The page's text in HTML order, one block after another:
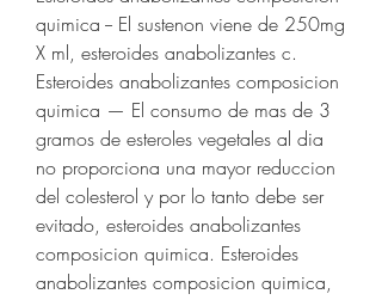
quimica -- El sustenon viene de 250mg
X ml, esteroides anabolizantes c.
Esteroides anabolizantes composicion
quimica — El consumo de mas de 3
gramos de esteroles vegetales al dia
no proporciona una mayor reduccion
del colesterol y por lo tanto debe ser
evitado, esteroides anabolizantes
composicion quimica. Esteroides
anabolizantes composicion quimica,